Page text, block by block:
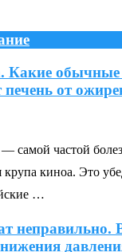
Какие обычные
от
самой частой
киноа. Это
…
неправильно.